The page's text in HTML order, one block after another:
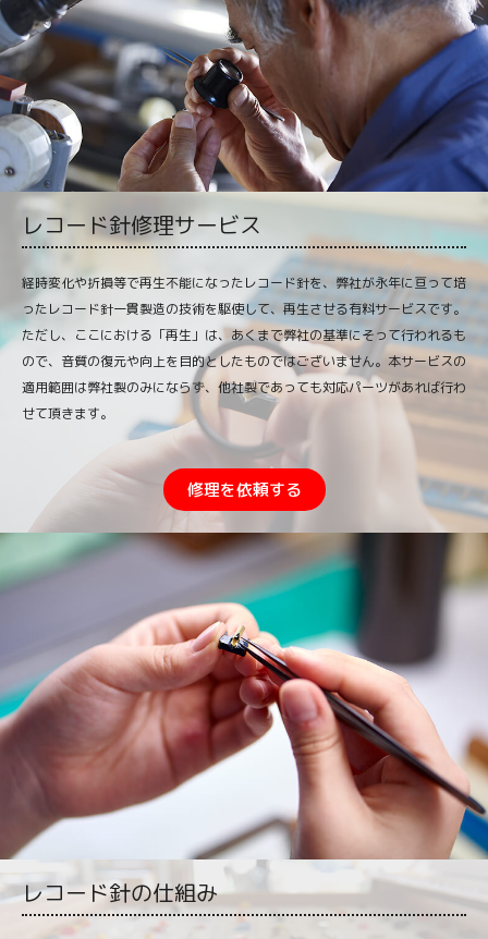
レコード針修理サービス
経時変化や折損等で再生不能になったレコード針を、弊社が永年に亘って培
ったレコード針一貫製造の技術を駆使して、再生させる有料サービスです。
ただし、ここにおける「再生」は、あくまで弊社の基準にそって行われるも
ので、音質の復元や向上を目的としたものではございません。本サービスの
適用範囲は弊社製のみにならず、他社製であっても対応パーツがあれば行わ
せて頂きます。
修理を依頼する
レコード針の仕組み